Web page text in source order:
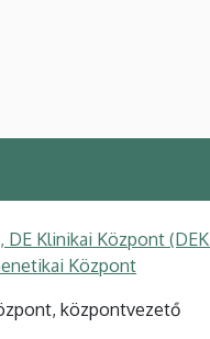
DE Klinikai Központ
Központ
központvezető